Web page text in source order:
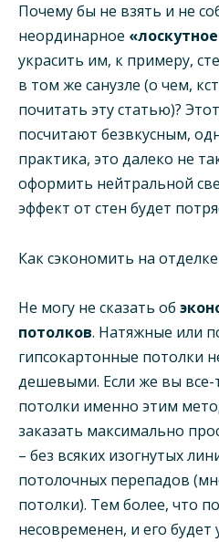
Почему бы не взять и не
неординарное
украсить им, к примеру,
в том же санузле (о чем,
почитать эту статью)?
посчитают безвкусным,
практика, это далеко не
оформить нейтральной
эффект от стен будет
Как сэкономить на
Не могу не сказать об
потолков. Натяжные или
гипсокартонные потолки
дешевыми. Если же вы
потолки именно этим
заказать максимально
– без всяких изогнутых
потолочных перепадов
потолки). Тем более, что
несовременен, и его